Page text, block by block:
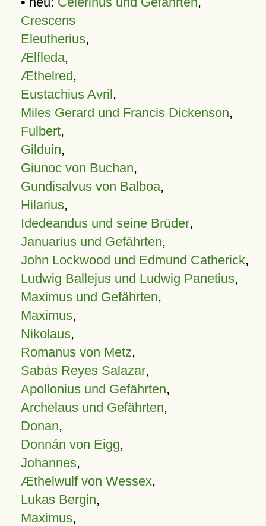
Crescens
Eleutherius,
Ælfleda,
Æthelred,
Eustachius Avril,
Miles Gerard und Francis Dickenson,
Fulbert,
Gilduin,
Giunoc von Buchan,
Gundisalvus von Balboa,
Hilarius,
Idedeandus und seine Brüder,
Januarius und Gefährten,
John Lockwood und Edmund Catherick,
Ludwig Ballejus und Ludwig Panetius,
Maximus und Gefährten,
Maximus,
Nikolaus,
Romanus von Metz,
Sabás Reyes Salazar,
Apollonius und Gefährten,
Archelaus und Gefährten,
Donan,
Donnán von Eigg,
Johannes,
Æthelwulf von Wessex,
Lukas Bergin,
Maximus,